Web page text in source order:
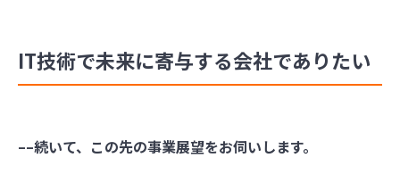
IT技術で未来に寄与する会社でありたい
––続いて、この先の事業展望をお伺いします。